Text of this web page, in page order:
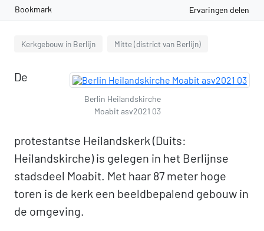
Bookmark Ervaringen delen
Kerkgebouw in Berlijn Mitte (district van Berlijn)
Berlin Heilandskirche
Moabit asv2021 03
De
protestantse Heilandskerk (Duits:
Heilandskirche) is gelegen in het Berlijnse
stadsdeel Moabit. Met haar 87 meter hoge
toren is de kerk een beeldbepalend gebouw in
de omgeving.